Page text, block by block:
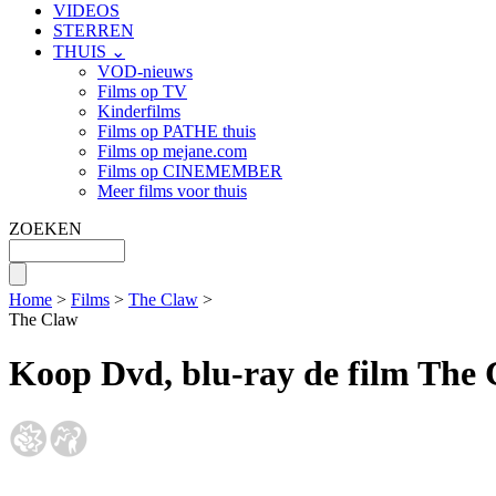
VIDEOS
STERREN
THUIS ⌄
VOD-nieuws
Films op TV
Kinderfilms
Films op PATHE thuis
Films op mejane.com
Films op CINEMEMBER
Meer films voor thuis
ZOEKEN
Home > Films > The Claw >
The Claw
Koop Dvd, blu-ray de film The